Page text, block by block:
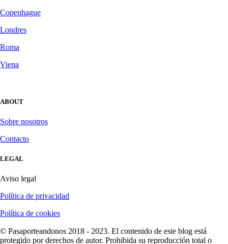
Copenhague
Londres
Roma
Viena
ABOUT
Sobre nosotros
Contacto
LEGAL
Aviso legal
Política de privacidad
Política de cookies
© Pasaporteandonos 2018 - 2023. El contenido de este blog está
protegido por derechos de autor. Prohibida su reproducción total o